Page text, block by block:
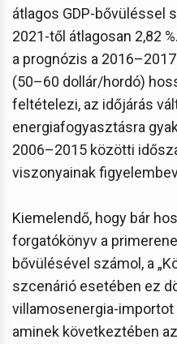
átlagos GDP-bővüléssel
2021-től átlagosan 2,82
a prognózis a
(50–60 dollár/hordó)
feltételezi, az időjárás
energiafogyasztásra
2006–2015 közötti
viszonyainak
Kiemelendő, hogy bár
forgatókönyv a
bővülésével számol, a
szcenárió esetében ez
villamosenergia-
aminek következtében